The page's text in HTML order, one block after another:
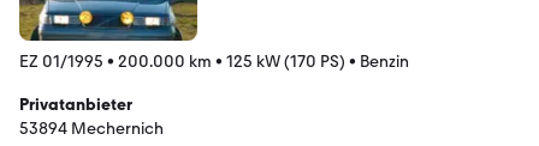
EZ 01/1995 • 200.000 km • 125 kW (170 PS) • Benzin
Privatanbieter
53894 Mechernich